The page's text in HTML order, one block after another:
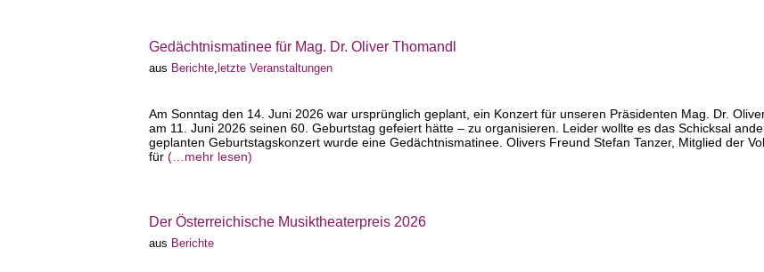
Gedächtnismatinee für Mag. Dr. Oliver Thomandl
aus Berichte ,letzte Veranstaltungen
Am Sonntag den 14. Juni 2026 war ursprünglich geplant, ein Konzert für unseren Präsidenten Mag. Dr.
am 11. Juni 2026 seinen 60. Geburtstag gefeiert hätte – zu organisieren. Leider wollte es das Schicksal
geplanten Geburtstagskonzert wurde eine Gedächtnismatinee. Olivers Freund Stefan Tanzer, Mitglied der
für(…mehr lesen)
Der Österreichische Musiktheaterpreis 2026
aus Berichte